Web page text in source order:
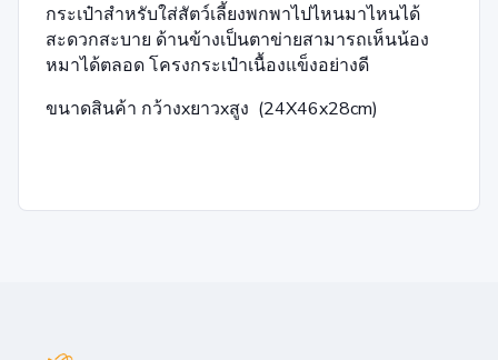
กระเป๋าสำหรับใส่สัตว์เลี้ยงพกพาไปไหนมาไหนได้
สะดวกสะบาย ด้านข้างเป็นตาข่ายสามารถเห็นน้อง
หมาได้ตลอด โครงกระเป๋าเนื้องแข็งอย่างดี
ขนาดสินค้า กว้างxยาวxสูง (24X46x28cm)